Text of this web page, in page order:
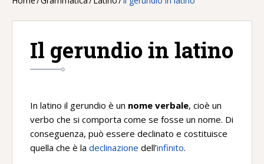
Il gerundio in latino
In latino il gerundio è un nome verbale, cioè un
verbo che si comporta come se fosse un nome. Di
conseguenza, può essere declinato e costituisce
quella che è la declinazione dell’infinito.